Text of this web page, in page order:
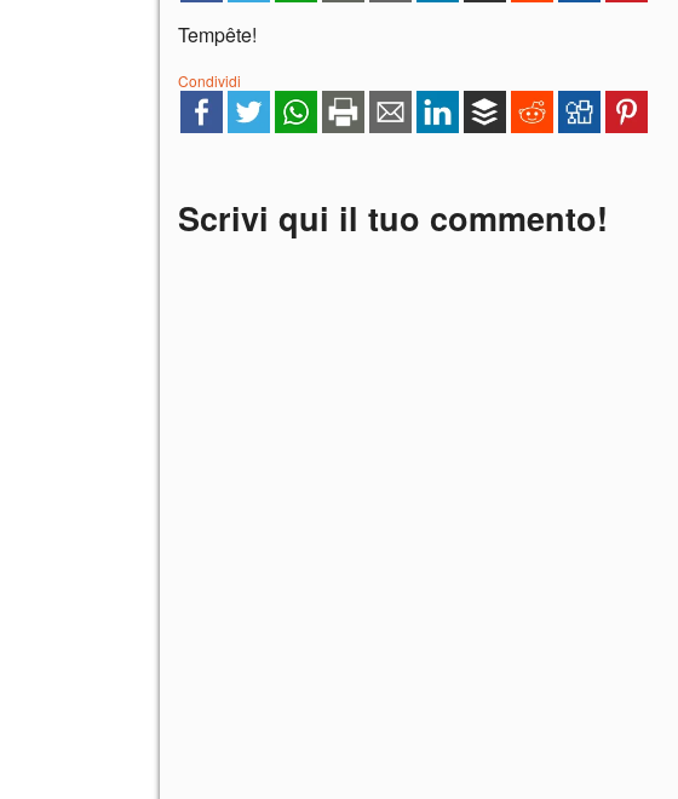
Tempête!
Condividi
Scrivi qui il tuo commento!